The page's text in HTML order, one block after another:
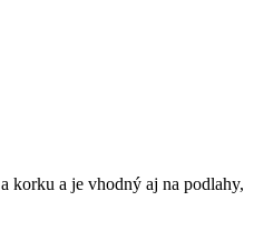
korku a je vhodný aj na podlahy,